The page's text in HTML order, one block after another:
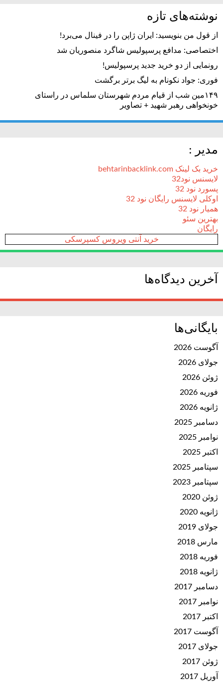
نوشته‌های تازه
از قول من بنویسید: ایران ژاپن را در فینال می‌برد!
اختصاصی: مدافع پرسپولیس شاگرد منصوریان شد
رونمایی از دو خرید جدید پرسپولیس!
فوری: جواد نکونام به لیگ برتر برگشت
۱۴۹مین شب از قیام مردم شهرستان سلماس در راستای
خونخواهی رهبر شهید + تصاویر
مدیر :
خرید بک لینک behtarinbacklink.com
لایسنس نود32
پسورد نود 32
اوکلی لایسنس رایگان نود 32
همیار نود 32
بهترین سئو
رایگان
خرید آنتی ویروس کسپرسکی
آخرین دیدگاه‌ها
بایگانی‌ها
آگوست 2026
جولای 2026
ژوئن 2026
فوریه 2026
ژانویه 2026
دسامبر 2025
نوامبر 2025
اکتبر 2025
سپتامبر 2025
سپتامبر 2023
ژوئن 2020
ژانویه 2020
جولای 2019
مارس 2018
فوریه 2018
ژانویه 2018
دسامبر 2017
نوامبر 2017
اکتبر 2017
آگوست 2017
جولای 2017
ژوئن 2017
آوریل 2017